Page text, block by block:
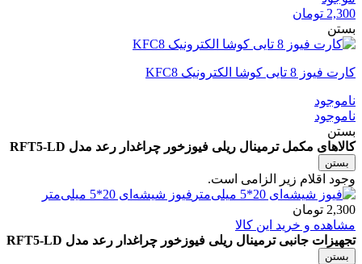
2,300 تومان
بستن
کارت فیوز 8 تایی کوشا الکترونیک KFC8
ناموجود
ناموجود
بستن
کالاهای مکمل ترمینال ریلی فیوزخور چراغدار رعد مدل RFT5-LD
بستن
وجود اقلام زیر الزامی است.
فیوز شیشه‌ای 20*5 میلی‌متر
2,300 تومان
مشاهده و خرید این کالا
تجهیزات جانبی ترمینال ریلی فیوزخور چراغدار رعد مدل RFT5-LD
بستن